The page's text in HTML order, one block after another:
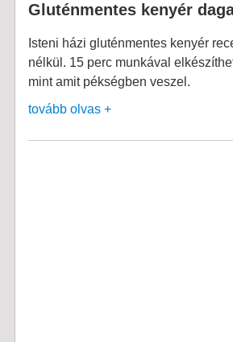
Gluténmentes kenyér
Isteni házi gluténmentes kenyér
nélkül. 15 perc munkával
mint amit pékségben veszel.
tovább olvas +